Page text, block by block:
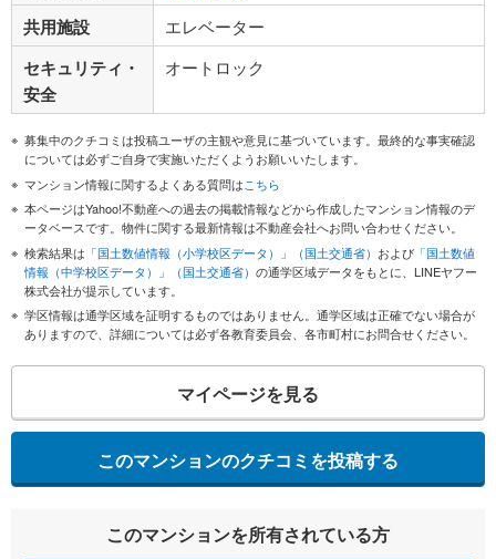
共用施設 エレベーター
セキュリティ・
安全
オートロック
募集中のクチコミは投稿ユーザの主観や意見に基づいています。最終的な事実確認
については必ずご自身で実施いただくようお願いいたします。
マンション情報に関するよくある質問はこちら
本ページはYahoo!不動産への過去の掲載情報などから作成したマンション情報のデ
ータベースです。物件に関する最新情報は不動産会社へお問い合わせください。
検索結果は 「国土数値情報（小学校区データ）」（国土交通省） および 「国土数値
情報（中学校区データ）」（国土交通省） の通学区域データをもとに、LINEヤフー
株式会社が提示しています。
学区情報は通学区域を証明するものではありません。通学区域は正確でない場合が
ありますので、詳細については必ず各教育委員会、各市町村にお問合せください。
マイページを見る
このマンションのクチコミを投稿する
このマンションを所有されている方